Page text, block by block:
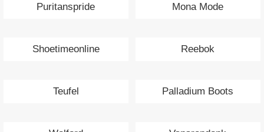
Puritanspride Mona Mode
Shoetimeonline Reebok
Teufel Palladium Boots